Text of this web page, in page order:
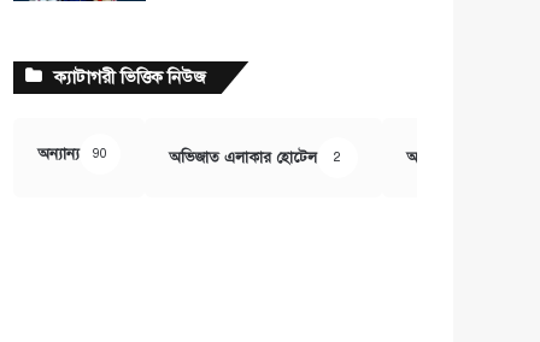
ক্যাটাগরী ভিত্তিক নিউজ
অন্যান্য 90 অভিজাত এলাকার হোটেল 2 অর্থ ও বানিজ্য